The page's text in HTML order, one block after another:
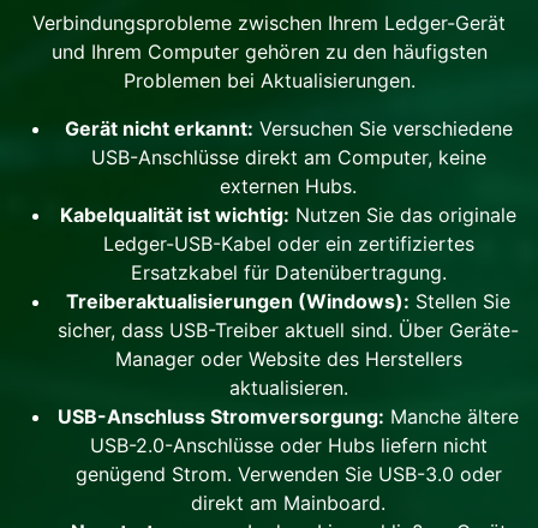
Verbindungsprobleme zwischen Ihrem Ledger-Gerät
und Ihrem Computer gehören zu den häufigsten
Problemen bei Aktualisierungen.
Gerät nicht erkannt: Versuchen Sie verschiedene
USB-Anschlüsse direkt am Computer, keine
externen Hubs.
Kabelqualität ist wichtig: Nutzen Sie das originale
Ledger-USB-Kabel oder ein zertifiziertes
Ersatzkabel für Datenübertragung.
Treiberaktualisierungen (Windows): Stellen Sie
sicher, dass USB-Treiber aktuell sind. Über Geräte-
Manager oder Website des Herstellers
aktualisieren.
USB-Anschluss Stromversorgung: Manche ältere
USB-2.0-Anschlüsse oder Hubs liefern nicht
genügend Strom. Verwenden Sie USB-3.0 oder
direkt am Mainboard.